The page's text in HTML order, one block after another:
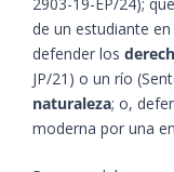
de un estudiante
defender los
JP/21) o un río
naturaleza; o,
moderna por una